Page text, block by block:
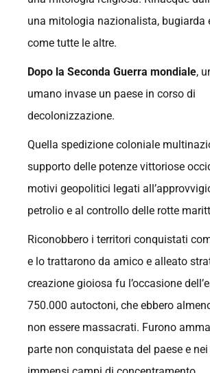
una mitologia nazionalista, bugiarda
come tutte le altre.
Dopo la Seconda Guerra mondiale,
umano invase un paese in corso di
decolonizzazione.
Quella spedizione coloniale
supporto delle potenze vittoriose
motivi geopolitici legati
petrolio e al controllo delle rotte
Riconobbero i territori conquistati
e lo trattarono da amico e alleato
creazione gioiosa fu l’occasione
750.000 autoctoni, che ebbero
non essere massacrati. Furono
parte non conquistata del paese e